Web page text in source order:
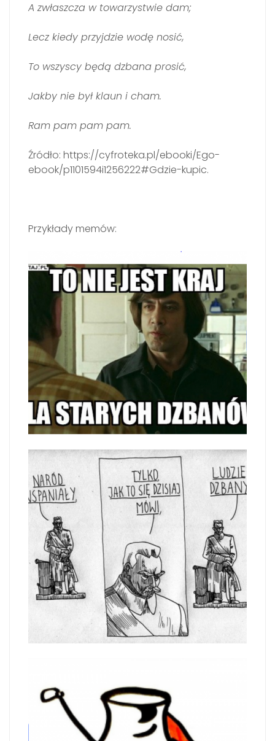
A zwłaszcza w towarzystwie dam;
Lecz kiedy przyjdzie wodę nosić,
To wszyscy będą dzbana prosić,
Jakby nie był klaun i cham.
Ram pam pam pam.
Źródło: https://cyfroteka.pl/ebooki/Ego-
ebook/p1101594i1256222#Gdzie-kupic.
Przykłady memów: